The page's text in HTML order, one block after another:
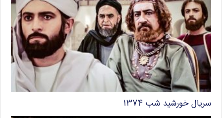
سریال خورشید شب ۱۳۷۴